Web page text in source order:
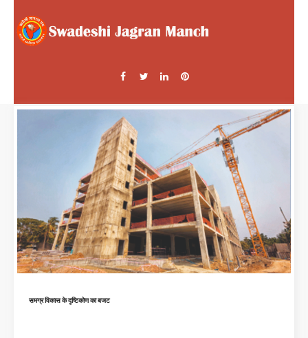
समग्र विकास के दृष्टिकोण का बजट